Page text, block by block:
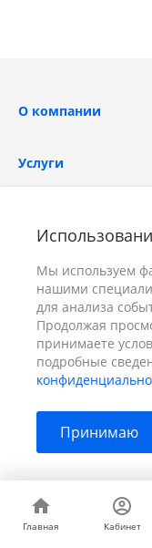
Мы используем
нашими
для анализа
Продолжая
принимаете
подробные
Принимаю
Главная Кабинет
Главная Кабинет
О компании
Услуги
+7 (391) 298-
г.
© 2026